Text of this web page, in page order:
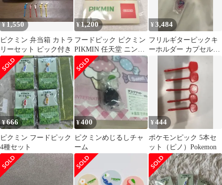
¥1,550
ピクミン 弁当箱 カトラ
リーセット ピック付き
¥ 1,200
フードピック ピクミン
PIKMIN 任天堂 ニンテ
ンドー
¥3,484
フリルギターピックキ
ーホルダー カプセルご
¥666
ピクミン フードピック
4種セット
¥400
ピクミンめじるしチャ
ーム
¥444
ポケモンピック 5本セ
ット（ピノ）Pokemon